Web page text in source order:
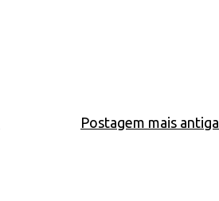
Postagem mais antiga